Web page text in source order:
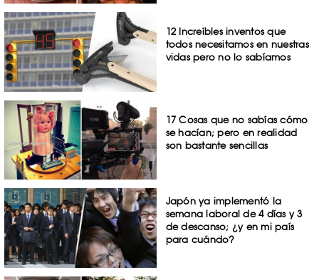
12 Increíbles inventos que
todos necesitamos en nuestras
vidas pero no lo sabíamos
17 Cosas que no sabías cómo
se hacían; pero en realidad
son bastante sencillas
Japón ya implementó la
semana laboral de 4 días y 3
de descanso; ¿y en mi país
para cuándo?